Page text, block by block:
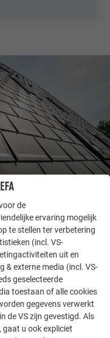
hoe veelzijdig
Ontdek meer
PREFA
energie en
de
ervaring mogelijk
te stellen ter verbetering
(incl. VS-
uit en
& externe media (incl. VS-
geselecteerde
toestaan of alle cookies
gegevens verwerkt
de VS zijn gevestigd. Als
u ook expliciet